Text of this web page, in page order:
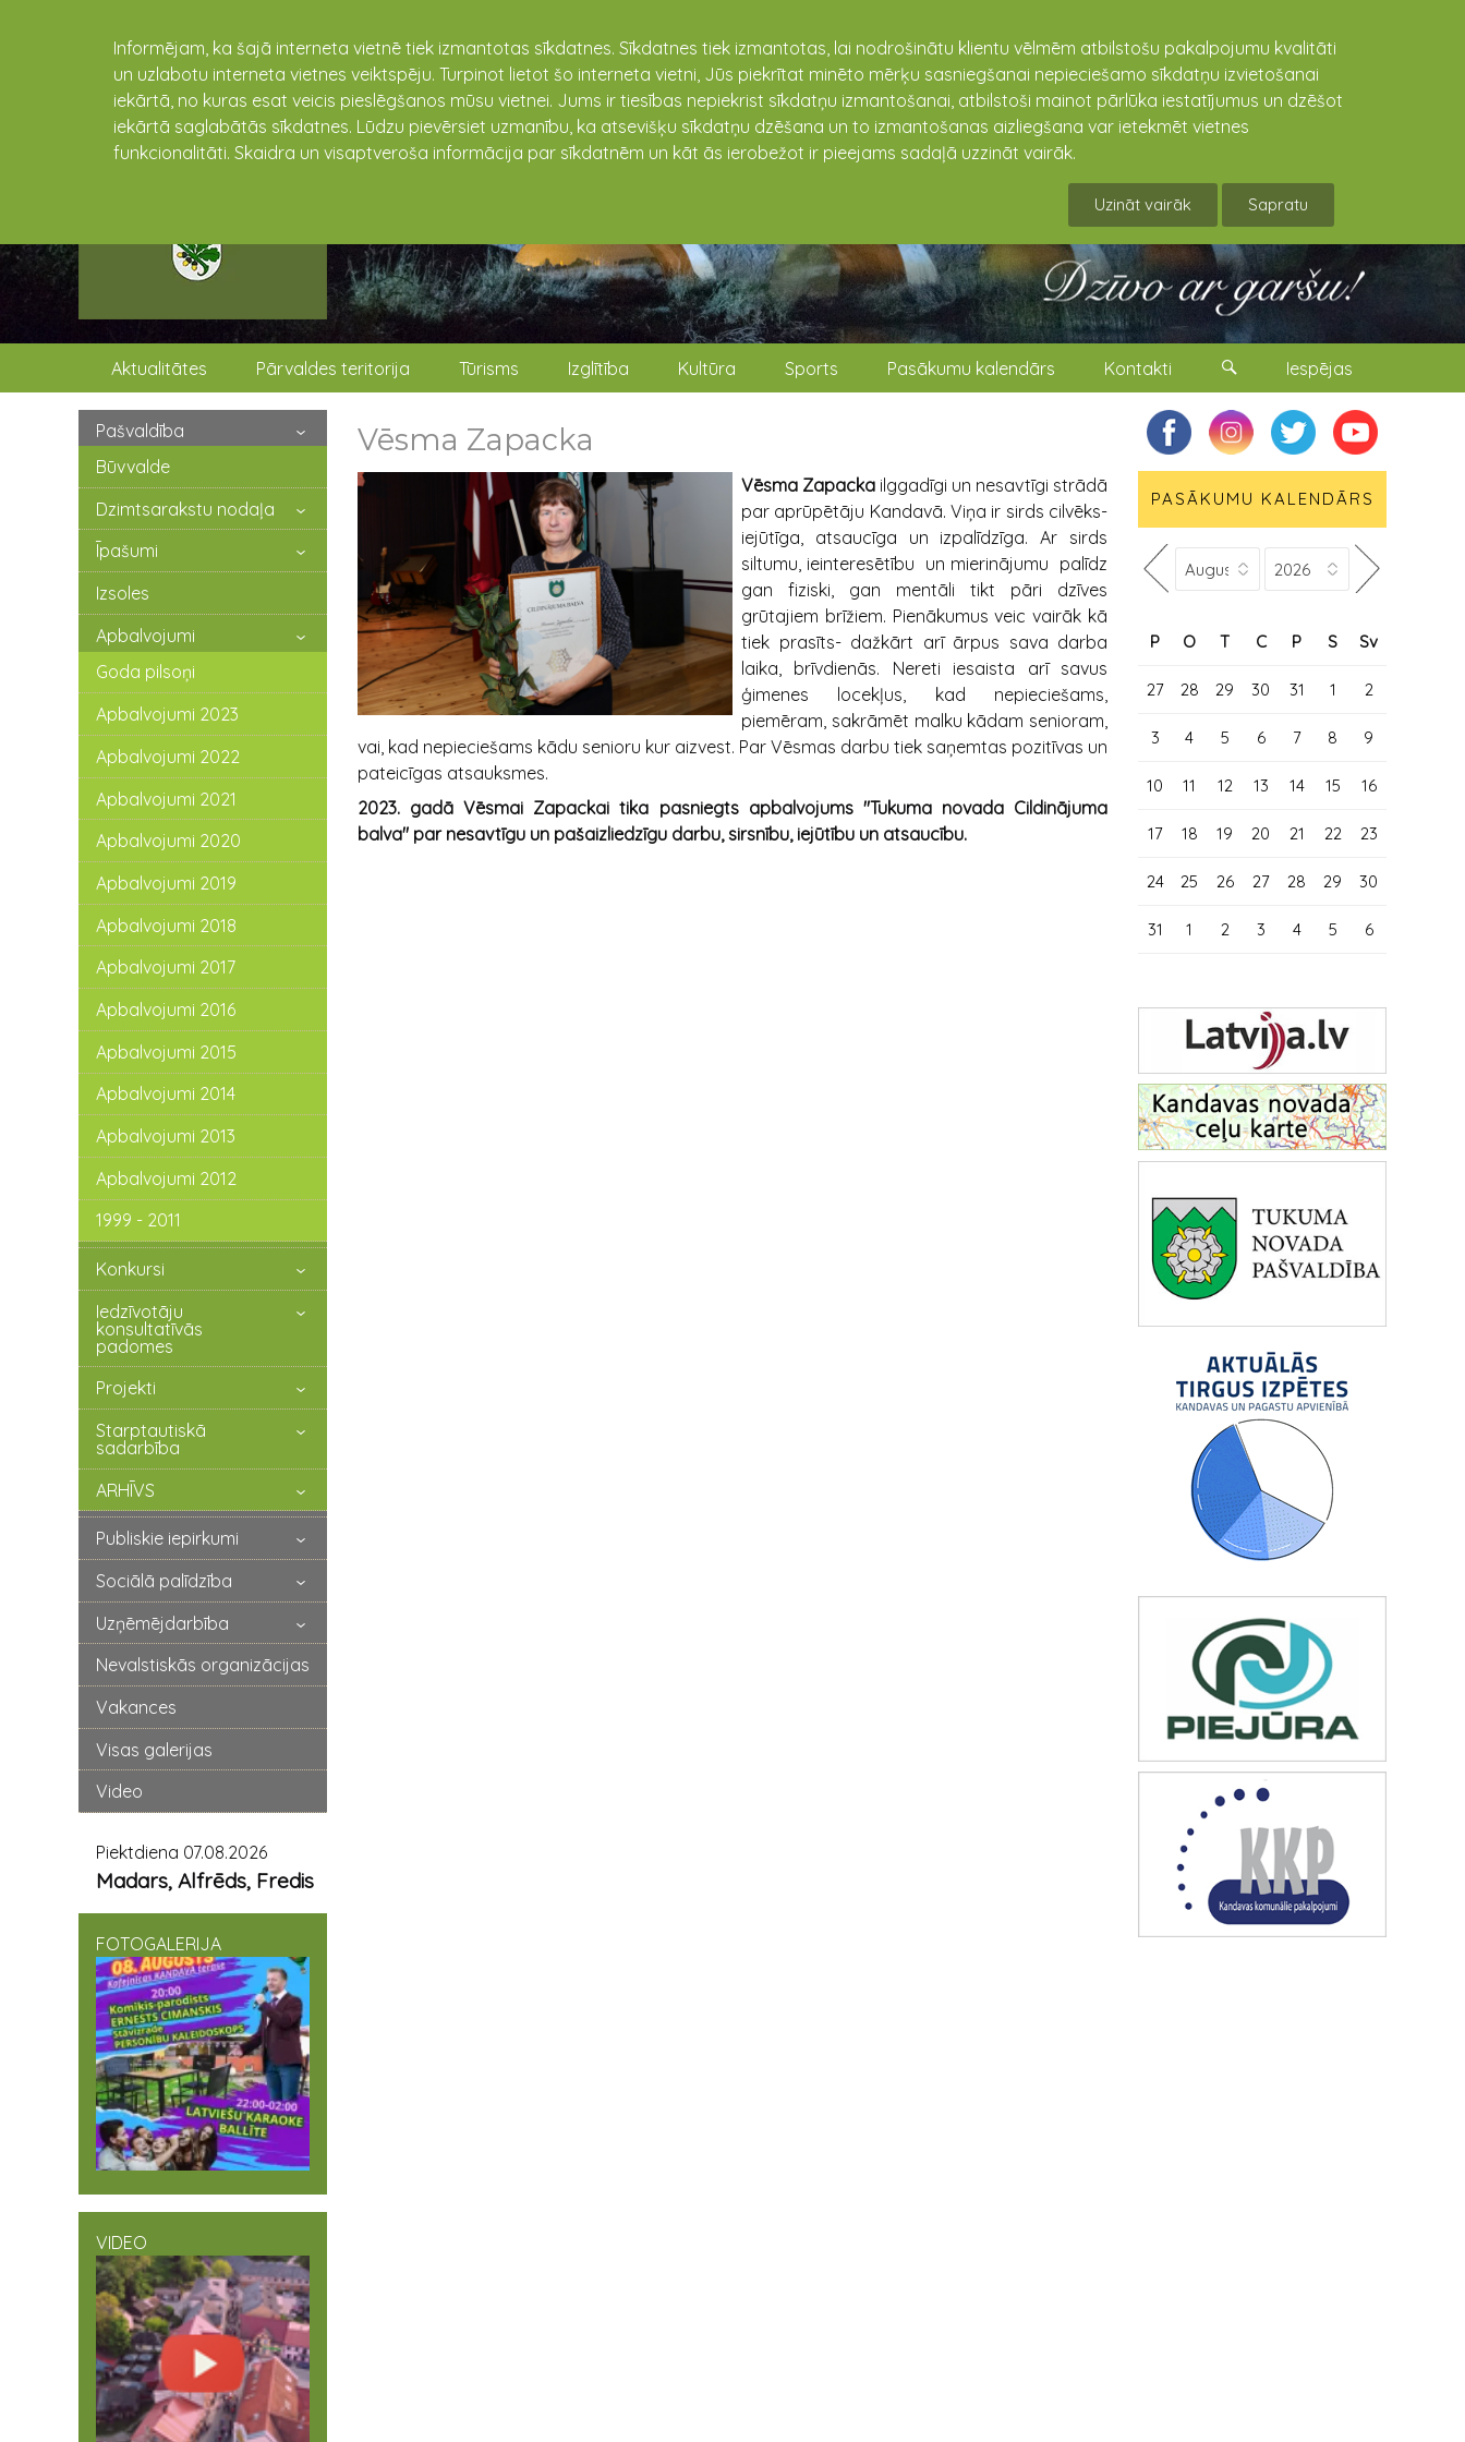
Informējam, ka šajā interneta vietnē tiek izmantotas sīkdatnes. Sīkdatnes tiek izmantotas, lai nodrošinātu klientu vēlmēm atbilstošu pakalpojumu kvalitāti
un uzlabotu interneta vietnes veiktspēju. Turpinot lietot šo interneta vietni, Jūs piekrītat minēto mērķu sasniegšanai nepieciešamo sīkdatņu izvietošanai
iekārtā, no kuras esat veicis pieslēgšanos mūsu vietnei. Jums ir tiesības nepiekrist sīkdatņu izmantošanai, atbilstoši mainot pārlūka iestatījumus un dzēšot
iekārtā saglabātās sīkdatnes. Lūdzu pievērsiet uzmanību, ka atsevišķu sīkdatņu dzēšana un to izmantošanas aizliegšana var ietekmēt vietnes
funkcionalitāti. Skaidra un visaptveroša informācija par sīkdatnēm un kāt ās ierobežot ir pieejams sadaļā uzzināt vairāk.
Uzināt vairāk Sapratu
Aktualitātes Pārvaldes teritorija Tūrisms Izglītība Kultūra Sports Pasākumu kalendārs Kontakti Iespējas
Pašvaldība
Būvvalde
Dzimtsarakstu nodaļa
Īpašumi
Izsoles
Apbalvojumi
Goda pilsoņi
Apbalvojumi 2023
Apbalvojumi 2022
Apbalvojumi 2021
Apbalvojumi 2020
Apbalvojumi 2019
Apbalvojumi 2018
Apbalvojumi 2017
Apbalvojumi 2016
Apbalvojumi 2015
Apbalvojumi 2014
Apbalvojumi 2013
Apbalvojumi 2012
1999 - 2011
Konkursi
Iedzīvotāju
konsultatīvās
padomes
Projekti
Starptautiskā
sadarbība
ARHĪVS
Publiskie iepirkumi
Sociālā palīdzība
Uzņēmējdarbība
Nevalstiskās organizācijas
Vakances
Visas galerijas
Video
Piektdiena 07.08.2026
Madars, Alfrēds, Fredis
FOTOGALERIJA
VIDEO
Vēsma Zapacka
Vēsma Zapacka ilggadīgi un nesavtīgi strādā
par aprūpētāju Kandavā. Viņa ir sirds cilvēks-
iejūtīga, atsaucīga un izpalīdzīga. Ar sirds
siltumu, ieinteresētību un mierinājumu palīdz
gan fiziski, gan mentāli tikt pāri dzīves
grūtajiem brīžiem. Pienākumus veic vairāk kā
tiek prasīts- dažkārt arī ārpus sava darba
laika, brīvdienās. Nereti iesaista arī savus
ģimenes locekļus, kad nepieciešams,
piemēram, sakrāmēt malku kādam senioram,
vai, kad nepieciešams kādu senioru kur aizvest. Par Vēsmas darbu tiek saņemtas pozitīvas un
pateicīgas atsauksmes.
2023. gadā Vēsmai Zapackai tika pasniegts apbalvojums "Tukuma novada Cildinājuma
balva" par nesavtīgu un pašaizliedzīgu darbu, sirsnību, iejūtību un atsaucību.
PASĀKUMU KALENDĀRS
P O T C P S Sv
27 28 29 30 31 1 2
3 4 5 6 7 8 9
10 11 12 13 14 15 16
17 18 19 20 21 22 23
24 25 26 27 28 29 30
31 1 2 3 4 5 6